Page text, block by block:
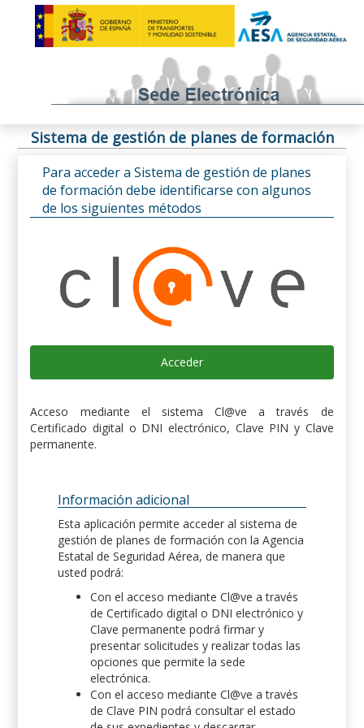
Sistema de gestión de planes de formación
Para acceder a Sistema de gestión de planes
de formación debe identificarse con algunos
de los siguientes métodos
Acceder
Acceso mediante el sistema Cl@ve a través de
Certificado digital o DNI electrónico, Clave PIN y Clave
permanente.
Información adicional
Esta aplicación permite acceder al sistema de
gestión de planes de formación con la Agencia
Estatal de Seguridad Aérea, de manera que
usted podrá:
Con el acceso mediante Cl@ve a través
de Certificado digital o DNI electrónico y
Clave permanente podrá firmar y
presentar solicitudes y realizar todas las
opciones que permite la sede
electrónica.
Con el acceso mediante Cl@ve a través
de Clave PIN podrá consultar el estado